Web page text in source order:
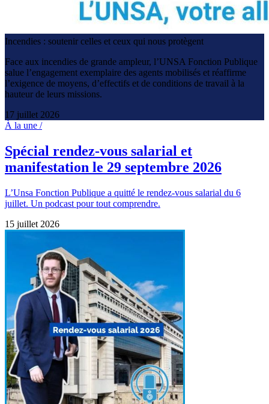
Incendies : soutenir celles et ceux qui nous protègent
Face aux incendies de grande ampleur, l’UNSA Fonction Publique
salue l’engagement exemplaire des agents mobilisés et réaffirme
l’exigence de moyens, d’effectifs et de conditions de travail à la
hauteur de leurs missions.
17 juillet 2026
À la une /
Spécial rendez-vous salarial et
manifestation le 29 septembre 2026
L’Unsa Fonction Publique a quitté le rendez-vous salarial du 6
juillet. Un podcast pour tout comprendre.
15 juillet 2026